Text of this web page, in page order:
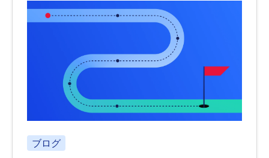
ブログ